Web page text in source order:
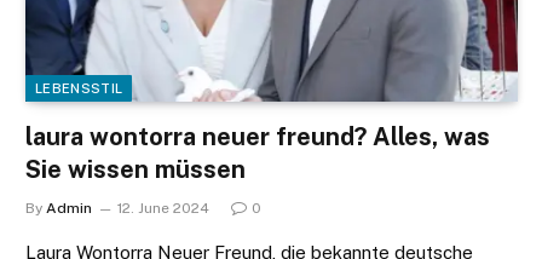
LEBENSSTIL
laura wontorra neuer freund? Alles, was
Sie wissen müssen
By Admin 12. June 2024 0
Laura Wontorra Neuer Freund, die bekannte deutsche